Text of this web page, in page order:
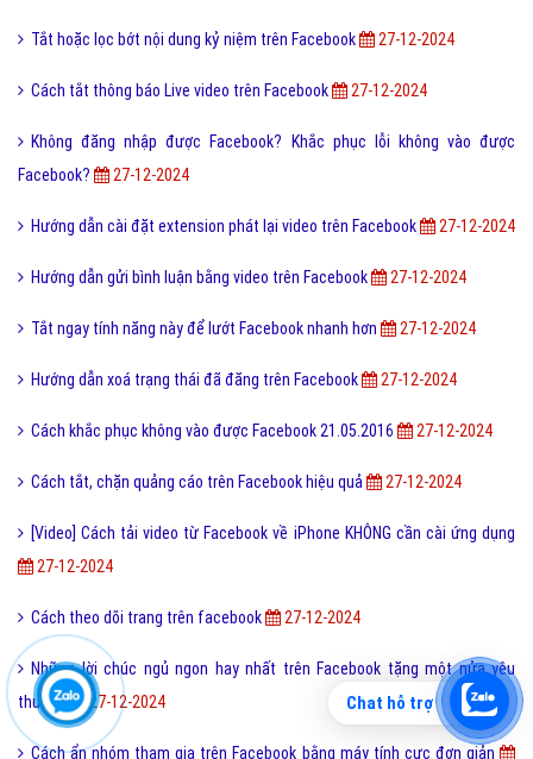
Tắt hoặc lọc bớt nội dung kỷ niệm trên Facebook 27-12-2024
Cách tắt thông báo Live video trên Facebook 27-12-2024
Không đăng nhập được Facebook? Khắc phục lỗi không vào được
Facebook?
27-12-2024
Hướng dẫn cài đặt extension phát lại video trên Facebook 27-12-2024
Hướng dẫn gửi bình luận bằng video trên Facebook 27-12-2024
Tắt ngay tính năng này để lướt Facebook nhanh hơn 27-12-2024
Hướng dẫn xoá trạng thái đã đăng trên Facebook 27-12-2024
Cách khắc phục không vào được Facebook 21.05.2016 27-12-2024
Cách tắt, chặn quảng cáo trên Facebook hiệu quả 27-12-2024
[Video] Cách tải video từ Facebook về iPhone KHÔNG cần cài ứng dụng
27-12-2024
Cách theo dõi trang trên facebook 27-12-2024
Những lời chúc ngủ ngon hay nhất trên Facebook tặng một nửa yêu
thương
27-12-2024
Cách ẩn nhóm tham gia trên Facebook bằng máy tính cực đơn giản
Chat hỗ trợ